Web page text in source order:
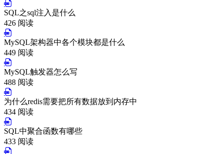
SQL之sql注入是什么
426 阅读
MySQL架构器中各个模块都是什么
449 阅读
MySQL触发器怎么写
488 阅读
为什么redis需要把所有数据放到内存中
434 阅读
SQL中聚合函数有哪些
433 阅读